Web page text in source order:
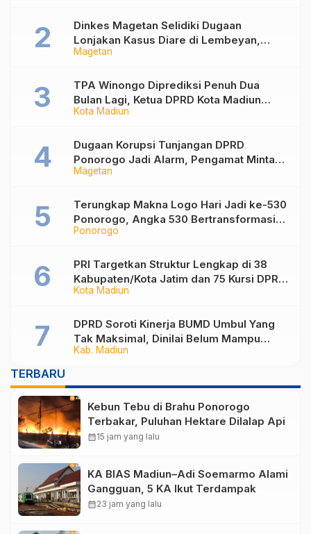
Magetan
Dinkes Magetan Selidiki Dugaan
Lonjakan Kasus Diare di Lembeyan,
Lakukan Penyelidikan Epidemiologi
Kota Madiun
TPA Winongo Diprediksi Penuh Dua
Bulan Lagi, Ketua DPRD Kota Madiun
Desak Pemkot Percepat Penanganan
Magetan
Dugaan Korupsi Tunjangan DPRD
Ponorogo Jadi Alarm, Pengamat Minta
Magetan Perkuat Tata Kelola
Ponorogo
Terungkap Makna Logo Hari Jadi ke-530
Ponorogo, Angka 530 Bertransformasi
Jadi Sekar Kinanthi
Kota Madiun
PRI Targetkan Struktur Lengkap di 38
Kabupaten/Kota Jatim dan 75 Kursi DPR
RI pada Pemilu 2029
Kab. Madiun
DPRD Soroti Kinerja BUMD Umbul Yang
Tak Maksimal, Dinilai Belum Mampu
Hasilkan PAD
TERBARU
Kebun Tebu di Brahu Ponorogo
Terbakar, Puluhan Hektare Dilalap Api
calendar_month15 jam yang lalu
KA BIAS Madiun–Adi Soemarmo Alami
Gangguan, 5 KA Ikut Terdampak
calendar_month23 jam yang lalu